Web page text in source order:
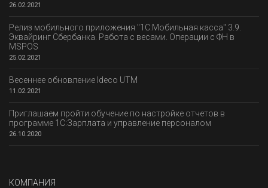
26.02.2021
Релиз мобильного приложения "1С:Мобильная касса" 3.9.
Эквайринг Сбербанка. Работа с весами. Операции с ФН в
MSPOS
25.02.2021
Весеннее обновление Ideco UTM
11.02.2021
Приглашаем пройти обучение по настройке отчетов в
программе 1С:Зарплата и управление персоналом
26.10.2020
КОМПАНИЯ